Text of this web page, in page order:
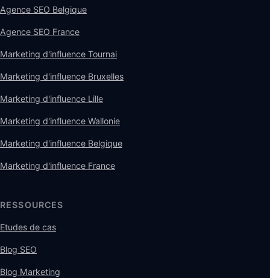
Agence SEO Belgique
Agence SEO France
Marketing d'influence Tournai
Marketing d'influence Bruxelles
Marketing d'influence Lille
Marketing d'influence Wallonie
Marketing d'influence Belgique
Marketing d'influence France
RESSOURCES
Etudes de cas
Blog SEO
Blog Marketing